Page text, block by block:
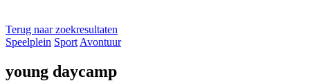
Terug naar zoekresultaten
Speelplein Sport Avontuur
young daycamp